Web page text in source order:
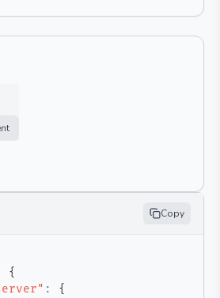
Copy
{
:
{